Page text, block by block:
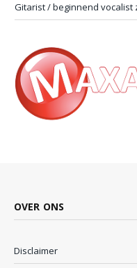
Gitarist / beginnend
OVER ONS
Disclaimer